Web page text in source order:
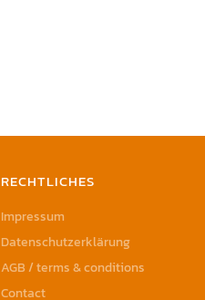
RECHTLICHES
Impressum
Datenschutzerklärung
AGB / terms & conditions
Contact